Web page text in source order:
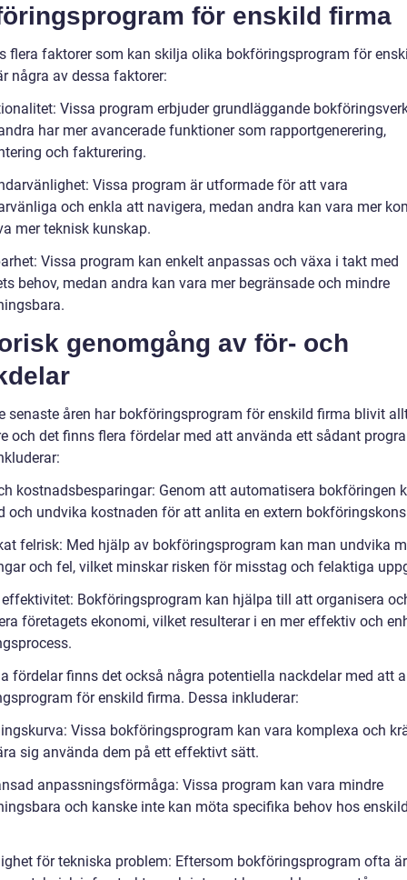
för enskild firma
flera faktorer som kan skilja olika bokföringsprogram för
några av dessa faktorer:
Vissa program erbjuder grundläggande
har mer avancerade funktioner som rapportgenerering,
och fakturering.
Vissa program är utformade för att vara
och enkla att navigera, medan andra kan vara mer
mer teknisk kunskap.
Vissa program kan enkelt anpassas och växa i takt med
behov, medan andra kan vara mer begränsade och mindre
genomgång av för- och
senaste åren har bokföringsprogram för enskild firma blivit
och det finns flera fördelar med att använda ett sådant
kostnadsbesparingar: Genom att automatisera bokföringen
och undvika kostnaden för att anlita en extern
felrisk: Med hjälp av bokföringsprogram kan man undvika
och fel, vilket minskar risken för misstag och felaktiga
effektivitet: Bokföringsprogram kan hjälpa till att organisera
företagets ekonomi, vilket resulterar i en mer effektiv och
fördelar finns det också några potentiella nackdelar med att
för enskild firma. Dessa inkluderar:
Vissa bokföringsprogram kan vara komplexa och
sig använda dem på ett effektivt sätt.
anpassningsförmåga: Vissa program kan vara mindre
och kanske inte kan möta specifika behov hos
för tekniska problem: Eftersom bokföringsprogram ofta är